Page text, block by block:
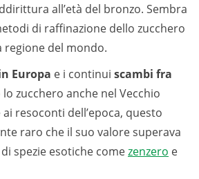
all’età del bronzo. Sembra
di raffinazione dello zucchero
regione del mondo.
Europa e i continui scambi fra
zucchero anche nel Vecchio
resoconti dell’epoca, questo
raro che il suo valore superava
spezie esotiche comezenzero e